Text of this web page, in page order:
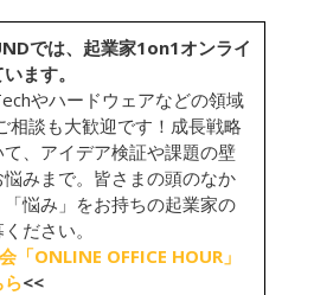
では、起業家1on1オンライ
ます。
やハードウェアなどの領域
相談も大歓迎です！成長戦略
、アイデア検証や課題の壁
みまで。皆さまの頭のなか
悩み」をお持ちの起業家の
ださい。
「ONLINE OFFICE HOUR」
<<